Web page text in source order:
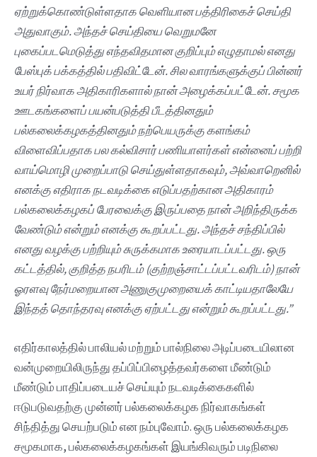
ஏற்றுக்கொண்டுள்ளதாகவெளியானபத்திரிகைச்செய்தி
அதுவாகும்.அந்தச்செய்தியைவெறுமனே
புகைப்படமெடுத்துஎந்தவிதமானகுறிப்பும்எழுதாமல்எனது
பேஸ்புக்பக்கத்தில்பதிவிட்டேன்.சிலவாரங்களுக்குப்பின்னர்
உயர்நிர்வாகஅதிகாரிகளால்நான்அழைக்கப்பட்டேன்.சமூக
ஊடகங்களைப்பயன்படுத்திபீடத்தினதும்
பல்கலைக்கழகத்தினதும்நற்பெயருக்குகளங்கம்
விளைவிப்பதாகபலகல்விசார்பணியாளர்கள்என்னைப்பற்றி
வாய்மொழிமுறைப்பாடுசெய்துள்ளதாகவும்,அவ்வாறெனில்
எனக்குஎதிராகநடவடிக்கைஎடுப்பதற்கானஅதிகாரம்
பல்கலைக்கழகப்பேரவைக்குஇருப்பதைநான்அறிந்திருக்க
வேண்டும்என்றும்எனக்குகூறப்பட்டது.அந்தச்சந்திப்பில்
எனதுவழக்குபற்றியும்சுருக்கமாகஉரையாடப்பட்டது.ஒரு
கட்டத்தில்,குறித்தநபரிடம் (குற்றஞ்சாட்டப்பட்டவரிடம்)நான்
ஓரளவுநேர்மறையானஅணுகுமுறையைக்காட்டியதாலேயே
இந்தத்தொந்தரவுஎனக்குஏற்பட்டதுஎன்றும்கூறப்பட்டது.”
எதிர்காலத்தில் பாலியல் மற்றும் பால்நிலை அடிப்படையிலான
வன்முறையிலிருந்து தப்பிப்பிழைத்தவர்களை மீண்டும்
மீண்டும் பாதிப்படையச் செய்யும் நடவடிக்கைகளில்
ஈடுபடுவதற்கு முன்னர் பல்கலைக்கழக நிர்வாகங்கள்
சிந்தித்து செயற்படும் என நம்புவோம். ஒரு பல்கலைக்கழக
சமூகமாக, பல்கலைக்கழகங்கள் இயங்கிவரும் படிநிலை